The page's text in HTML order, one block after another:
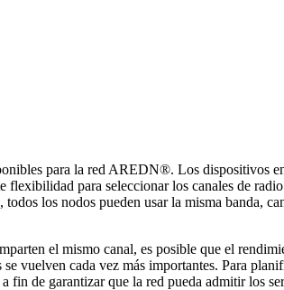
para la red AREDN®. Los dispositivos
para seleccionar los canales de
los nodos pueden usar la misma banda,
el mismo canal, es posible que el
vuelven cada vez más importantes. Para
fin de garantizar que la red pueda admitir los